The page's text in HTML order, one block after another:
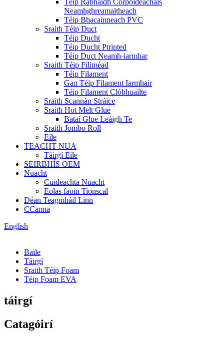
Téip Rabhaidh Corpoideachais
Neamhghreamaitheach
Téip Bhacainneach PVC
Sraith Téip Duct
Téip Ducht
Téip Ducht Ptrinted
Téip Duct Neamh-iarmhar
Sraith Téip Filiméad
Téip Filament
Gan Téip Filament Iarmhair
Téip Filament Clóbhuailte
Sraith Scannán Stráice
Sraith Hot Melt Glue
Bataí Glue Leáigh Te
Sraith Jombo Roll
Eile
TEACHT NUA
Táirgí Eile
SEIRBHÍS OEM
Nuacht
Cuideachta Nuacht
Eolas faoin Tionscal
Déan Teagmháil Linn
CCanna
English
Baile
Táirgí
Sraith Téip Foam
Téip Foam EVA
táirgí
Catagóirí